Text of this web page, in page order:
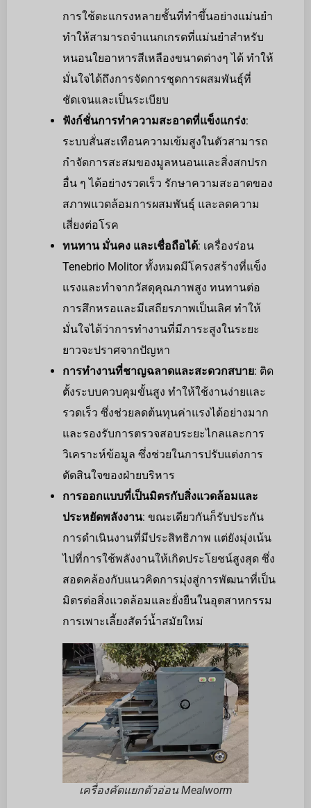
การใช้ตะแกรงหลายชั้นที่ทำขึ้นอย่างแม่นยำ
ทำให้สามารถจำแนกเกรดที่แม่นยำสำหรับ
หนอนใยอาหารสีเหลืองขนาดต่างๆ ได้ ทำให้
มั่นใจได้ถึงการจัดการชุดการผสมพันธุ์ที่
ชัดเจนและเป็นระเบียบ
ฟังก์ชั่นการทำความสะอาดที่แข็งแกร่ง:
ระบบสั่นสะเทือนความเข้มสูงในตัวสามารถ
กำจัดการสะสมของมูลหนอนและสิ่งสกปรก
อื่น ๆ ได้อย่างรวดเร็ว รักษาความสะอาดของ
สภาพแวดล้อมการผสมพันธุ์ และลดความ
เสี่ยงต่อโรค
ทนทาน มั่นคง และเชื่อถือได้: เครื่องร่อน
Tenebrio Molitor ทั้งหมดมีโครงสร้างที่แข็ง
แรงและทำจากวัสดุคุณภาพสูง ทนทานต่อ
การสึกหรอและมีเสถียรภาพเป็นเลิศ ทำให้
มั่นใจได้ว่าการทำงานที่มีภาระสูงในระยะ
ยาวจะปราศจากปัญหา
การทำงานที่ชาญฉลาดและสะดวกสบาย: ติด
ตั้งระบบควบคุมขั้นสูง ทำให้ใช้งานง่ายและ
รวดเร็ว ซึ่งช่วยลดต้นทุนค่าแรงได้อย่างมาก
และรองรับการตรวจสอบระยะไกลและการ
วิเคราะห์ข้อมูล ซึ่งช่วยในการปรับแต่งการ
ตัดสินใจของฝ่ายบริหาร
การออกแบบที่เป็นมิตรกับสิ่งแวดล้อมและ
ประหยัดพลังงาน: ขณะเดียวกันก็รับประกัน
การดำเนินงานที่มีประสิทธิภาพ แต่ยังมุ่งเน้น
ไปที่การใช้พลังงานให้เกิดประโยชน์สูงสุด ซึ่ง
สอดคล้องกับแนวคิดการมุ่งสู่การพัฒนาที่เป็น
มิตรต่อสิ่งแวดล้อมและยั่งยืนในอุตสาหกรรม
การเพาะเลี้ยงสัตว์น้ำสมัยใหม่
เครื่องคัดแยกตัวอ่อน Mealworm